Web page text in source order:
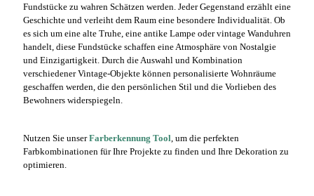
Fundstücke zu wahren Schätzen werden. Jeder Gegenstand erzählt eine
Geschichte und verleiht dem Raum eine besondere Individualität. Ob
es sich um eine alte Truhe, eine antike Lampe oder vintage Wanduhren
handelt, diese Fundstücke schaffen eine Atmosphäre von Nostalgie
und Einzigartigkeit. Durch die Auswahl und Kombination
verschiedener Vintage-Objekte können personalisierte Wohnräume
geschaffen werden, die den persönlichen Stil und die Vorlieben des
Bewohners widerspiegeln.
Nutzen Sie unserFarberkennung Tool, um die perfekten
Farbkombinationen für Ihre Projekte zu finden und Ihre Dekoration zu
optimieren.